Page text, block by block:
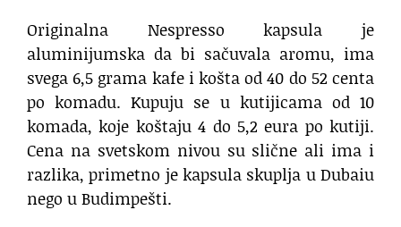
Originalna Nespresso kapsula je
aluminijumska da bi sačuvala aromu, ima
svega 6,5 grama kafe i košta od 40 do 52 centa
po komadu. Kupuju se u kutijicama od 10
komada, koje koštaju 4 do 5,2 eura po kutiji.
Cena na svetskom nivou su slične ali ima i
razlika, primetno je kapsula skuplja u Dubaiu
nego u Budimpešti.